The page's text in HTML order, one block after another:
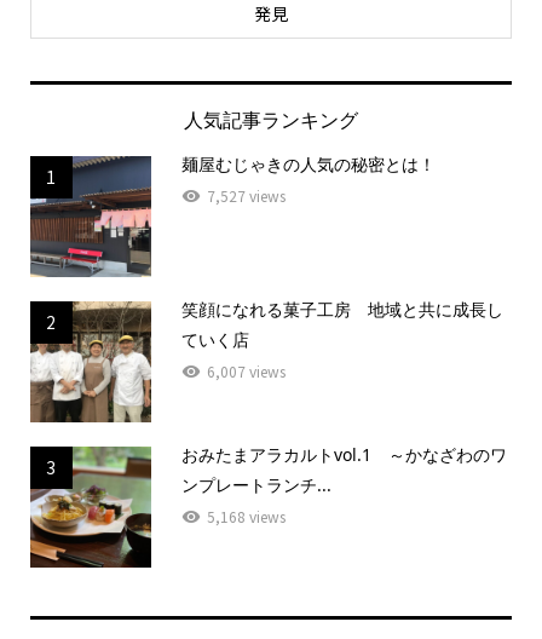
発見
人気記事ランキング
1
麺屋むじゃきの人気の秘密とは！
7,527 views
2
笑顔になれる菓子工房 地域と共に成長し
ていく店
6,007 views
3
おみたまアラカルトvol.1 ～かなざわのワ
ンプレートランチ...
5,168 views